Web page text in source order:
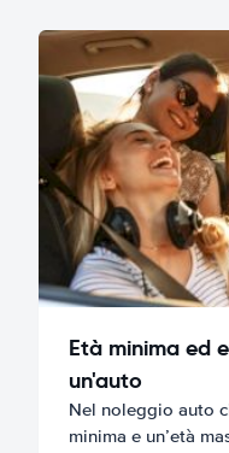
Età minima ed
un'auto
Nel noleggio auto
minima e un’età